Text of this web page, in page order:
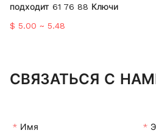
подходит 61 76 88 Ключи
$ 5.00 ~ 5.48
СВЯЗАТЬСЯ С
* Имя *